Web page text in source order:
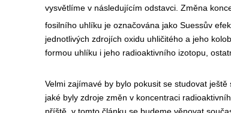
vysvětlíme v následujícím odstavci. Změna
fosilního uhlíku je označována jako Suessův
jednotlivých zdrojích oxidu uhličitého a jeho
formou uhlíku i jeho radioaktivního izotopu,
Velmi zajímavé by bylo pokusit se studovat
jaké byly zdroje změn v koncentraci
příště, v tomto článku se budeme věnovat